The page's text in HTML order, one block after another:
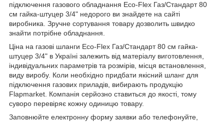
підключення газового обладнання Eco-Flex Газ/Стандарт 80
см гайка-штуцер 3/4" недорого ви знайдете на сайті
виробника. Зручне сортування товару дозволить швидко
знайти потрібне обладнання.
Ціна на газові шланги Eco-Flex Газ/Стандарт 80 см гайка-
штуцер 3/4" в Україні залежить від матеріалу виготовлення,
індивідуальних параметрів та розмірів, місця встановлення,
виду виробу. Коли необхідно придбати якісний шланг для
підключення газових приладів, вибирають продукцію
Flapmarket. Компанія серйозно ставиться до якості, тому
суворо перевіряє кожну одиницю товару.
Заповнюйте електронну форму заявки або телефонуйте,